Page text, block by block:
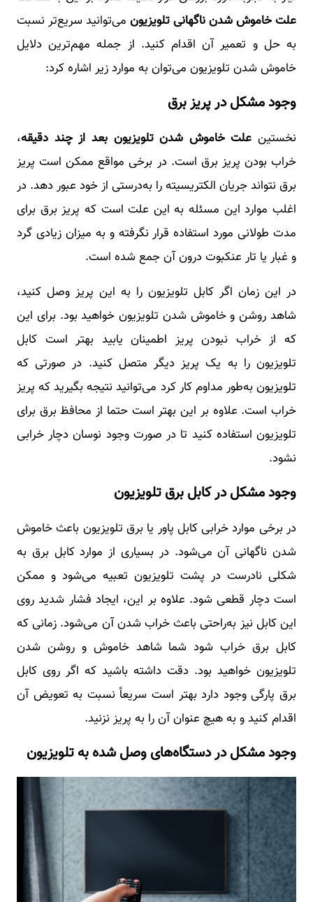
علت خاموش شدن ناگهانی تلویزیون می‌توانید سریع‌تر نسبت
به حل و تعمیر آن اقدام کنید. از جمله مهم‌ترین دلایل
خاموش شدن تلویزیون می‌توان به موارد زیر اشاره کرد:
وجود مشکل در پریز برق
نخستین علت خاموش شدن تلویزیون بعد از چند دقیقه،
خراب بودن پریز برق است. در برخی مواقع ممکن است پریز
برق نتواند جریان الکتریسیته را به‌درستی از خود عبور دهد. در
اغلب موارد این مسئله به این علت است که پریز برق برای
مدت طولانی مورد استفاده قرار نگرفته و به میزان زیادی گرد
و غبار یا تار عنکبوت درون آن جمع شده است.
در این زمان اگر کابل تلویزیون را به این پریز وصل کنید،
شاهد روشن و خاموش شدن تلویزیون خواهید بود. برای این
که از خراب نبودن پریز اطمینان یابید بهتر است کابل
تلویزیون را به یک پریز دیگر متصل کنید. در صورتی که
تلویزیون به‌طور مداوم کار کرد می‌توانید نتیجه بگیرید که پریز
خراب است. علاوه بر این بهتر است حتما از محافظ برق برای
تلویزیون استفاده کنید تا در صورت وجود نوسان دچار خرابی
نشود.
وجود مشکل در کابل برق تلویزیون
در برخی موارد خرابی کابل پاور یا برق تلویزیون باعث خاموش
شدن ناگهانی آن می‌شود. در بسیاری از موارد کابل برق به
شکلی نادرست در پشت تلویزیون تعبیه می‌شود و ممکن
است دچار قطعی شود. علاوه بر این، ایجاد فشار شدید روی
این کابل نیز به‌راحتی باعث خراب شدن آن می‌شود. زمانی که
کابل برق خراب شود شما شاهد خاموش و روشن شدن
تلویزیون خواهید بود. دقت داشته باشید که اگر روی کابل
برق پارگی وجود دارد بهتر است سریعاً نسبت به تعویض آن
اقدام کنید و به هیچ عنوان آن را به پریز نزنید.
وجود مشکل در دستگاه‌های وصل شده به تلویزیون